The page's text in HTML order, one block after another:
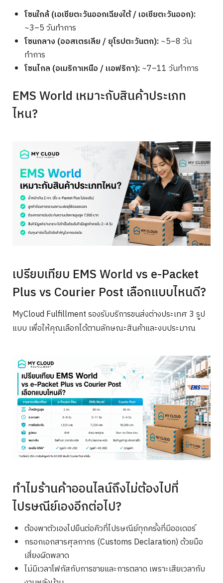
โซนใกล้ (เอเชียตะวันออกเฉียงใต้ / เอเชียตะวันออก):
~3–5 วันทำการ
โซนกลาง (ออสเตรเลีย / ยุโรปตะวันตก):~5–8 วัน
ทำการ
โซนไกล (อเมริกาเหนือ / แอฟริกา):~7–11 วันทำการ
EMS World เหมาะกับสินค้าประเภท
ไหน?
เปรียบเทียบ EMS World vs e-Packet
Plus vs Courier Post เลือกแบบไหนดี?
MyCloud Fulfillment รองรับบริการขนส่งต่างประเทศ 3 รูป
แบบ เพื่อให้คุณเลือกได้ตามลักษณะสินค้าและงบประมาณ
ทำไมร้านค้าออนไลน์ถึงไม่ต้องไปที่
ไปรษณีย์เองอีกต่อไป?
ต้องพาตัวเองไปยืนต่อคิวที่ไปรษณีย์ทุกครั้งที่มีออเดอร์
กรอกเอกสารศุลกากร (Customs Declaration) ด้วยมือ
เสี่ยงผิดพลาด
ไม่มีเวลาโฟกัสกับการขายและการตลาด เพราะเสียเวลากับ